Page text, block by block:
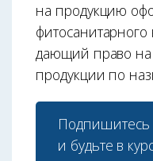
на продукцию
фитосанитарного
дающий право
продукции по
и будьте в